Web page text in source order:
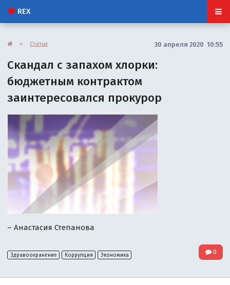
REX
» Статьи 30 апреля 2020 10:55
Скандал с запахом хлорки:
бюджетным контрактом
заинтересовался прокурор
– Анастасия Степанова
Здравоохранение Коррупция Экономика 0